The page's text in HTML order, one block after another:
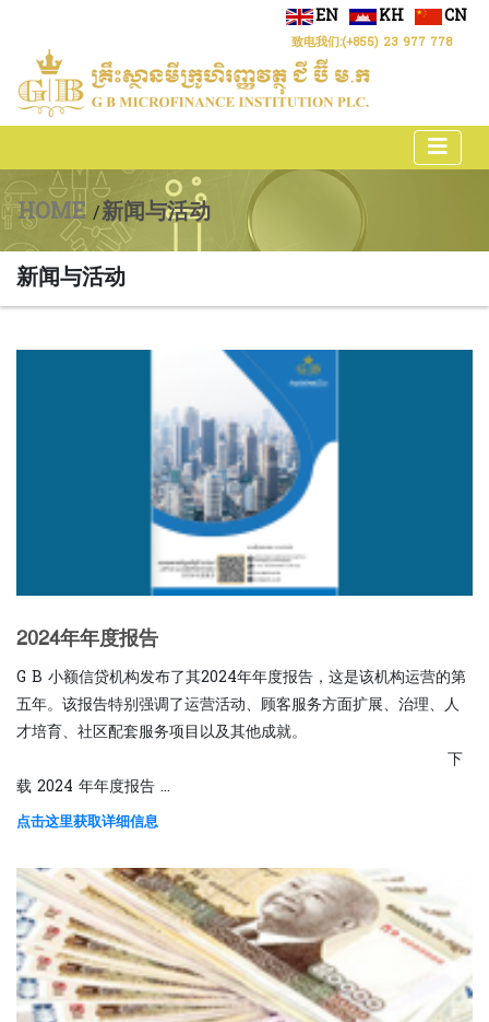
EN KH CN
致电我们:(+855) 23 977 778
HOME /新闻与活动
新闻与活动
2024年年度报告
G B 小额信贷机构发布了其2024年年度报告，这是该机构运营的第
五年。该报告特别强调了运营活动、顾客服务方面扩展、治理、人
才培育、社区配套服务项目以及其他成就。
下
载 2024 年年度报告 ...
点击这里获取详细信息